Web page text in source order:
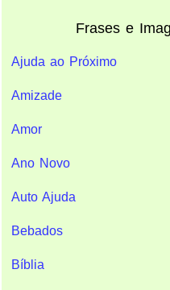
Frases e
Ajuda ao Próximo
Amizade
Amor
Ano Novo
Auto Ajuda
Bebados
Bíblia